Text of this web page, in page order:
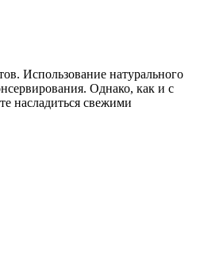
Использование натурального
Однако, как и с
насладиться свежими